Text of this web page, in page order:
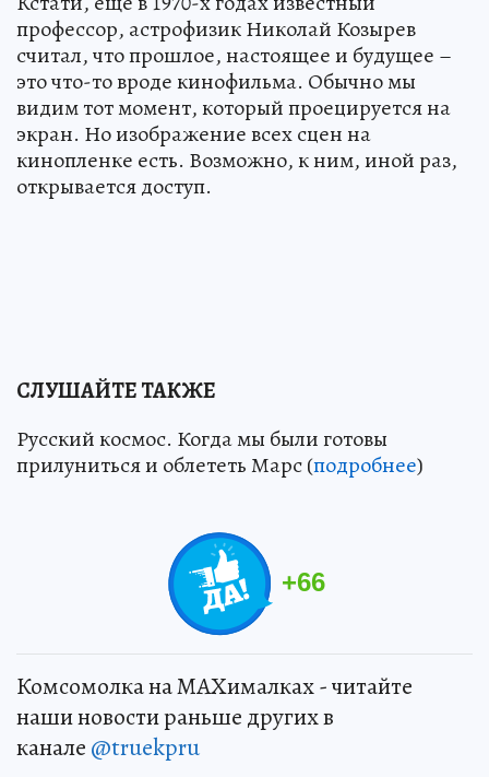
профессор, астрофизик Николай Козырев
считал, что прошлое, настоящее и будущее –
это что-то вроде кинофильма. Обычно мы
видим тот момент, который проецируется на
экран. Но изображение всех сцен на
кинопленке есть. Возможно, к ним, иной раз,
открывается доступ.
СЛУШАЙТЕ ТАКЖЕ
Русский космос. Когда мы были готовы
прилуниться и облететь Марс (подробнее)
+66
Комсомолка на MAXималках - читайте
наши новости раньше других в
канале @truekpru